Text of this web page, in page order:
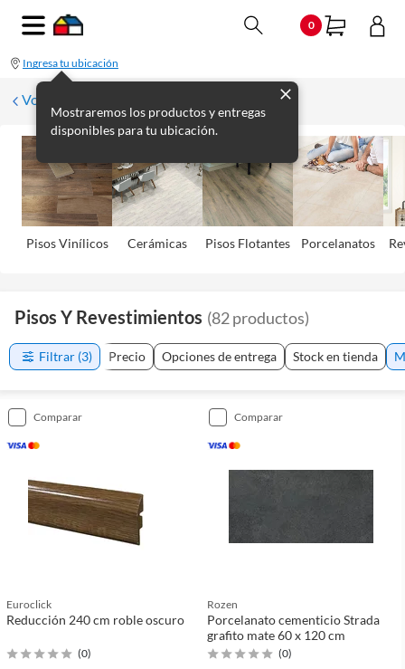
0
Ingresa tu ubicación
Mostraremos los productos y entregas
disponibles para tu ubicación.
Volver
Pisos Viní­licos Cerámicas Pisos Flotantes Porcelanatos
Pisos Y Revestimientos (82productos)
Filtrar (3) Precio Opciones de entrega Stock en tienda
comparar
Euroclick
Reducción 240 cm roble oscuro
(0)
comparar
Rozen
Porcelanato cementicio Strada
grafito mate 60 x 120 cm
(0)